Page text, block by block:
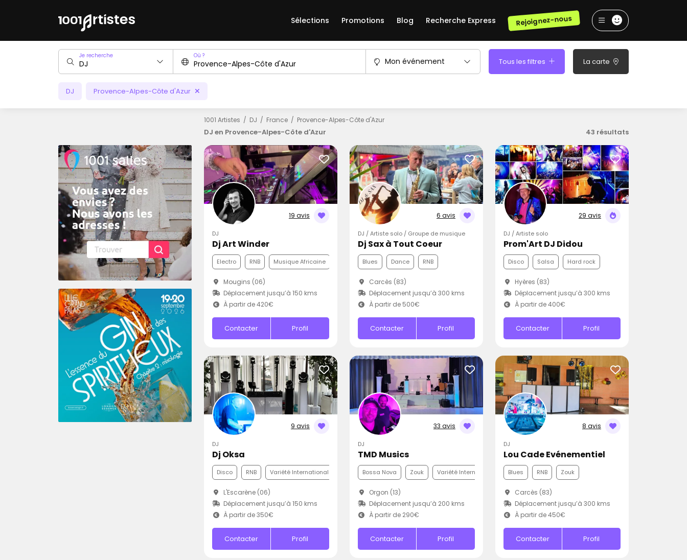
Sélections Promotions Blog Recherche Express Rejoignez-nous
Je recherche Où ?
Mon événement Tous les filtres La carte
DJ Provence-Alpes-Côte d'Azur
1001 Artistes DJ France Provence-Alpes-Côte d'Azur
DJ en Provence-Alpes-Côte d'Azur 43 résultats
19 avis
DJ
Dj Art Winder
Electro RNB Musique Africaine
Mougins (06)
Déplacement jusqu’à 150 kms
À partir de 420€
Contacter Profil
6 avis
DJ / Artiste solo / Groupe de musique
Dj Sax à Tout Coeur
Blues Dance RNB
Carcès (83)
Déplacement jusqu’à 300 kms
À partir de 500€
Contacter Profil
29 avis
DJ / Artiste solo
Prom'Art DJ Didou
Disco Salsa Hard rock
Hyères (83)
Déplacement jusqu’à 300 kms
À partir de 400€
Contacter Profil
9 avis
DJ
Dj Oksa
Disco RNB Variété Internationale
L'Escarène (06)
Déplacement jusqu’à 150 kms
À partir de 350€
Contacter Profil
33 avis
DJ
TMD Musics
Bossa Nova Zouk Variété Internationale
Orgon (13)
Déplacement jusqu’à 200 kms
À partir de 290€
Contacter Profil
8 avis
DJ
Lou Cade Evénementiel
Blues RNB Zouk
Carcès (83)
Déplacement jusqu’à 300 kms
À partir de 450€
Contacter Profil